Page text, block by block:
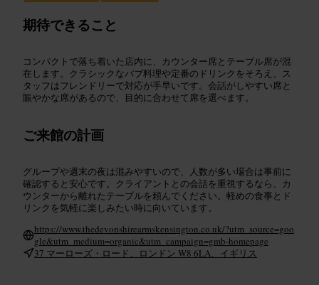
期待できること
コンパクトで落ち着いた店内に、カウンター席とテーブル席が混
在します。クラシックなパブ料理や定番のドリンクをそろえ、ス
タッフはフレンドリーで対応が手早いです。会話がしやすい席と
賑やかな席があるので、目的に合わせて席を選べます。
ご来館の計画
グループや週末の夜は混みやすいので、人数が多い場合は事前に
確認すると安心です。クライアントとの会話を重視するなら、カ
ウンターから離れたテーブルを頼んでください。軽めの食事とド
リンクを気軽に楽しみたい時に向いています。
https://www.thedevonshirearmskensington.co.uk/?utm_source=goo
gle&utm_medium=organic&utm_campaign=gmb-homepage
37 マーローズ・ロード、ロンドン W8 6LA、イギリス